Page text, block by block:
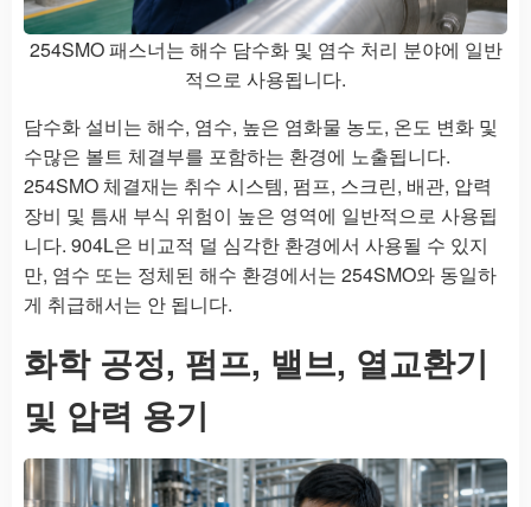
254SMO 패스너는 해수 담수화 및 염수 처리 분야에 일반
적으로 사용됩니다.
담수화 설비는 해수, 염수, 높은 염화물 농도, 온도 변화 및
수많은 볼트 체결부를 포함하는 환경에 노출됩니다.
254SMO 체결재는 취수 시스템, 펌프, 스크린, 배관, 압력
장비 및 틈새 부식 위험이 높은 영역에 일반적으로 사용됩
니다. 904L은 비교적 덜 심각한 환경에서 사용될 수 있지
만, 염수 또는 정체된 해수 환경에서는 254SMO와 동일하
게 취급해서는 안 됩니다.
화학 공정, 펌프, 밸브, 열교환기
및 압력 용기